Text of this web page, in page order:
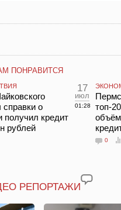
ПОНРАВИТСЯ
о
получил кредит
рублей
17
июл
01:28
топ-
0
РЕПОРТАЖИ